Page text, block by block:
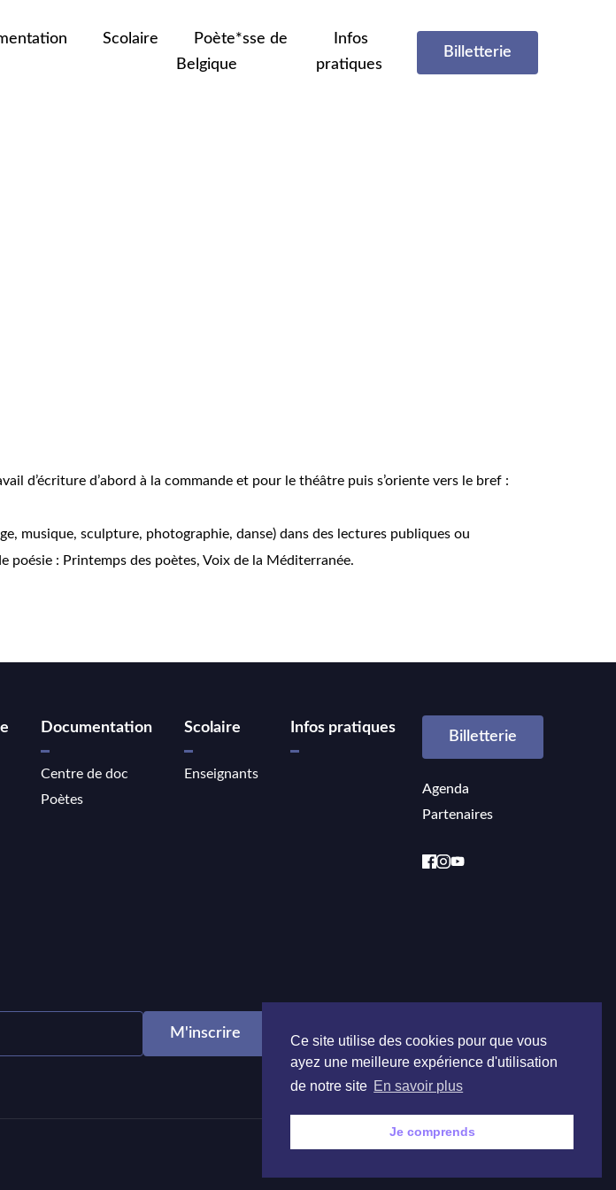
Scolaire
Poète*sse de
Belgique
Infos
pratiques
Billetterie
d’écriture d’abord à la commande et pour le théâtre puis s’oriente vers le bref :
musique, sculpture, photographie, danse) dans des lectures publiques ou
poésie : Printemps des poètes, Voix de la Méditerranée.
Documentation
Centre de doc
Poètes
Scolaire
Enseignants
Infos pratiques
Billetterie
Agenda
Partenaires
Ce site utilise des cookies pour que vous
ayez une meilleure expérience d'utilisation
de notre site En savoir plus
Je comprends